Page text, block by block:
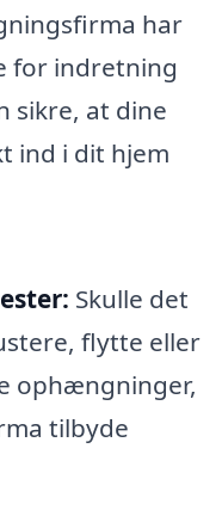
har
for indretning
sikre, at dine
ind i dit hjem
Skulle det
flytte eller
ophængninger,
tilbyde